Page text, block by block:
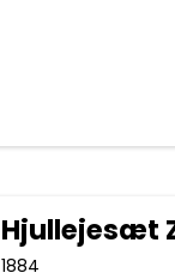
Hjullejesæt
1884